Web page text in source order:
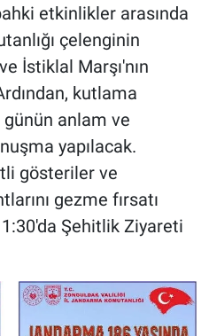
etkinlikler arasında
çelenginin
İstiklal Marşı'nın
kutlama
anlam ve
yapılacak.
gösteriler ve
gezme fırsatı
Şehitlik Ziyareti